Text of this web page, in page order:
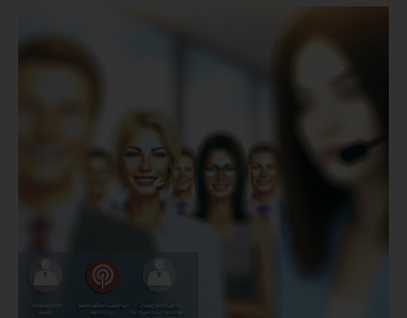
Personalizado: